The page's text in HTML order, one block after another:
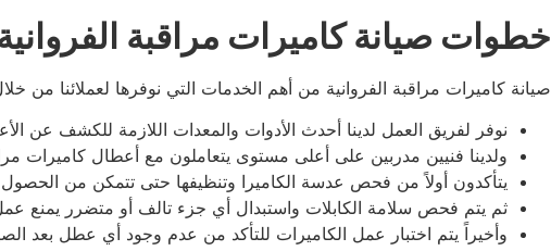
خطوات صيانة كاميرات مراقبة
صيانة كاميرات مراقبة الفروانية من أهم الخدمات التي نوفرها لعملائنا
نوفر لفريق العمل لدينا أحدث الأدوات والمعدات اللازمة للكشف عن
ولدينا فنيين مدربين على أعلى مستوى يتعاملون مع أعطال كاميرات
يتأكدون أولاً من فحص عدسة الكاميرا وتنظيفها حتى تتمكن من الحصول
ثم يتم فحص سلامة الكابلات واستبدال أي جزء تالف أو متضرر يمنع عمل
وأخيراً يتم اختبار عمل الكاميرات للتأكد من عدم وجود أي عطل بعد